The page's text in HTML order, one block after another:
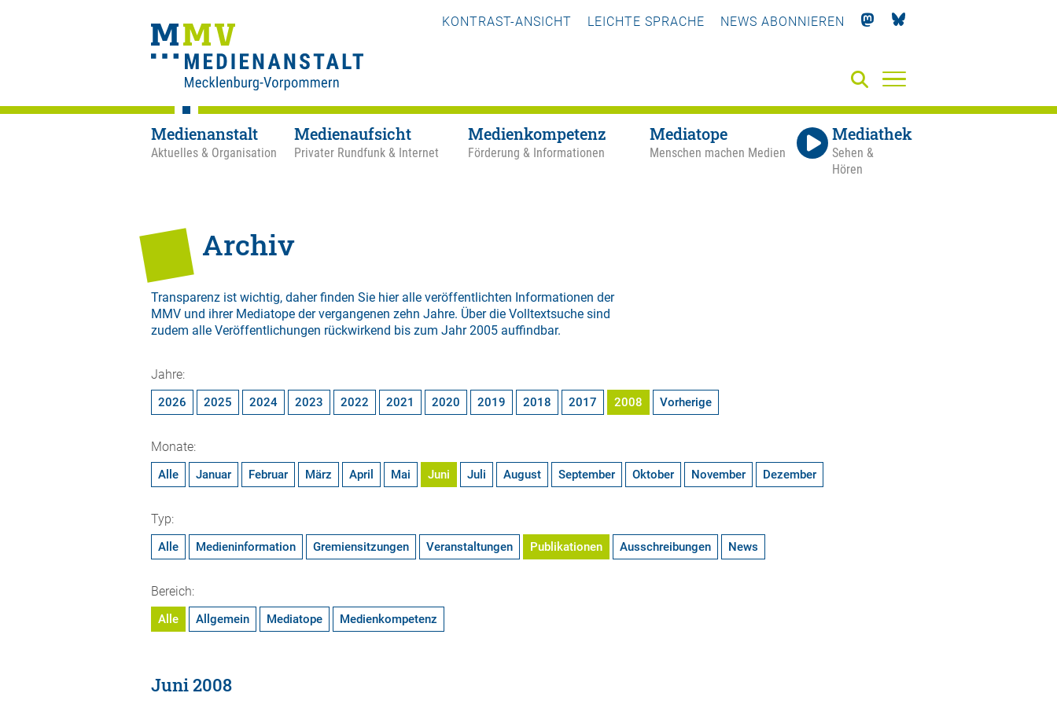
KONTRAST-ANSICHT LEICHTE SPRACHE NEWS ABONNIEREN
Medienanstalt
Aktuelles & Organisation
Medienaufsicht
Privater Rundfunk & Internet
Medienkompetenz
Förderung & Informationen
Mediatope
Menschen machen Medien
Mediathek
Sehen &
Hören
Archiv
Transparenz ist wichtig, daher finden Sie hier alle veröffentlichten Informationen der
MMV und ihrer Mediatope der vergangenen zehn Jahre. Über die Volltextsuche sind
zudem alle Veröffentlichungen rückwirkend bis zum Jahr 2005 auffindbar.
Jahre:
2026 2025 2024 2023 2022 2021 2020 2019 2018 2017 2008 Vorherige
Monate:
Alle Januar Februar März April Mai Juni Juli August September Oktober November Dezember
Typ:
Alle Medieninformation Gremiensitzungen Veranstaltungen Publikationen Ausschreibungen News
Bereich:
Alle Allgemein Mediatope Medienkompetenz
Juni 2008